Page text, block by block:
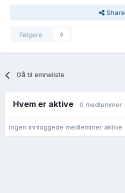
Share
Følgere 0
Gå til emneliste
Hvem er aktive 0 medlemmer
Ingen innloggede medlemmer aktive